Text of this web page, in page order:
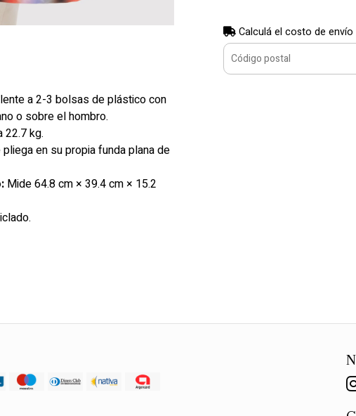
a 2-3 bolsas de plástico con
o sobre el hombro.
22.7 kg.
pliega en su propia funda plana de
Mide 64.8 cm × 39.4 cm × 15.2
Calculá el costo de envío